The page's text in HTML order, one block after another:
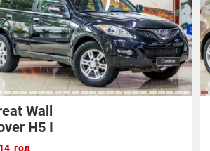
Wall
H5 I
год